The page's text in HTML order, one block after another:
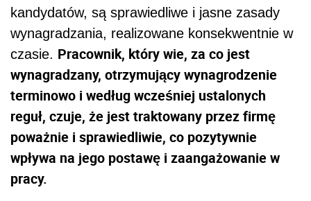
kandydatów, są sprawiedliwe i jasne zasady
wynagradzania, realizowane konsekwentnie w
czasie. Pracownik, który wie, za co jest
wynagradzany, otrzymujący wynagrodzenie
terminowo i według wcześniej ustalonych
reguł, czuje, że jest traktowany przez firmę
poważnie i sprawiedliwie, co pozytywnie
wpływa na jego postawę i zaangażowanie w
pracy.